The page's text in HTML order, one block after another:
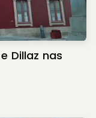
Dillaz nas